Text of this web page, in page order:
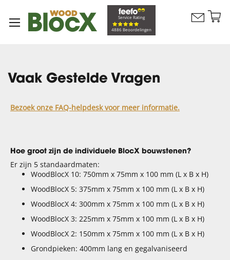
Service Rating
4886 Beoordelingen
Contacteer
Vaak Gestelde Vragen
Bezoek onze FAQ-helpdesk voor meer informatie.
Hoe groot zijn de individuele BlocX bouwstenen?
Er zijn 5 standaardmaten:
WoodBlocX 10: 750mm x 75mm x 100 mm (L x B x H)
WoodBlocX 5: 375mm x 75mm x 100 mm (L x B x H)
WoodBlocX 4: 300mm x 75mm x 100 mm (L x B x H)
WoodBlocX 3: 225mm x 75mm x 100 mm (L x B x H)
WoodBlocX 2: 150mm x 75mm x 100 mm (L x B x H)
Grondpieken: 400mm lang en gegalvaniseerd